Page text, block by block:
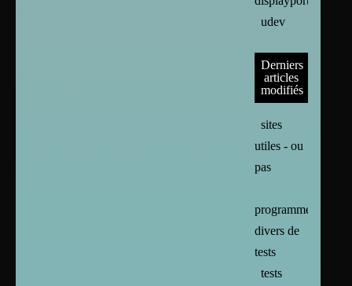
udev
Derniers
articles
modifiés
sites
utiles - ou
pas
programmes
divers de
tests
tests